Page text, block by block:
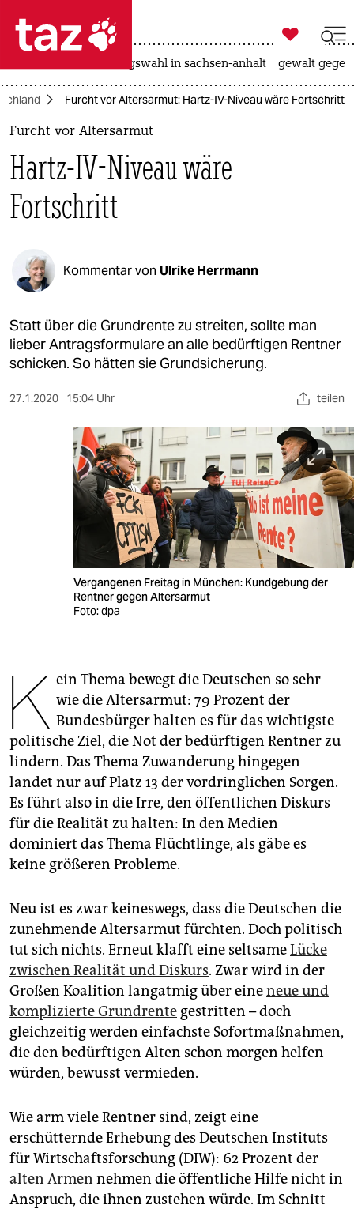
 taz zahl ich
taz zahl ich
politik
öko
gesellschaft
kultur
sport
berlin
nord
wahrheit
veranstaltungen
fragen & hilfe
unterstützen
genossenschaft
epaper login

taz zahl ich
landtagswahl in sachsen-anhalt gewalt
Furcht vor Altersarmut: Hartz-IV-Niveau wäre Fortschritt
Furcht vor Altersarmut
Hartz-IV-Niveau wäre
Fortschritt
Kommentar von Ulrike Herrmann
Statt über die Grundrente zu streiten, sollte man
lieber Antragsformulare an alle bedürftigen Rentner
schicken. So hätten sie Grundsicherung.
27.1.2020 15:04 Uhr teilen
Vergangenen Freitag in München: Kundgebung der
Rentner gegen Altersarmut
Foto: dpa
K ein Thema bewegt die Deutschen so sehr
wie die Altersarmut: 79 Prozent der
Bundesbürger halten es für das wichtigste
politische Ziel, die Not der bedürftigen Rentner zu
lindern. Das Thema Zuwanderung hingegen
landet nur auf Platz 13 der vordringlichen Sorgen.
Es führt also in die Irre, den öffentlichen Diskurs
für die Realität zu halten: In den Medien
dominiert das Thema Flüchtlinge, als gäbe es
keine größeren Probleme.
Neu ist es zwar keineswegs, dass die Deutschen die
zunehmende Altersarmut fürchten. Doch politisch
tut sich nichts. Erneut klafft eine seltsameLücke
zwischen Realität und Diskurs. Zwar wird in der
Großen Koalition langatmig über eineneue und
komplizierte Grundrente gestritten – doch
gleichzeitig werden einfachste Sofortmaßnahmen,
die den bedürftigen Alten schon morgen helfen
würden, bewusst vermieden.
Wie arm viele Rentner sind, zeigt eine
erschütternde Erhebung des Deutschen Instituts
für Wirtschaftsforschung (DIW): 62 Prozent der
alten Armen nehmen die öffentliche Hilfe nicht in
Anspruch, die ihnen zustehen würde. Im Schnitt